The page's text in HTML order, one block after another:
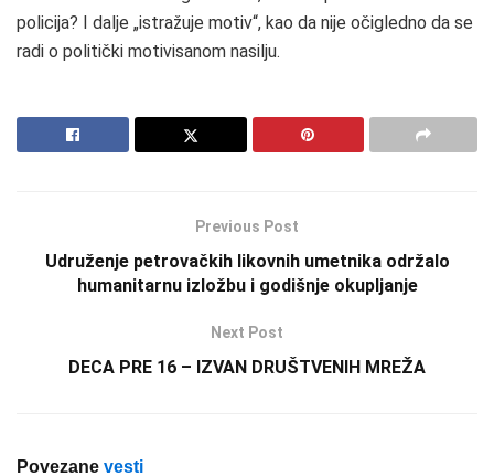
policija? I dalje „istražuje motiv“, kao da nije očigledno da se
radi o politički motivisanom nasilju.
Previous Post
Udruženje petrovačkih likovnih umetnika održalo
humanitarnu izložbu i godišnje okupljanje
Next Post
DECA PRE 16 – IZVAN DRUŠTVENIH MREŽA
Povezane vesti